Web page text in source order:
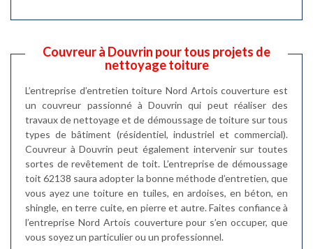
Couvreur à Douvrin pour tous projets de
nettoyage toiture
L’entreprise d’entretien toiture Nord Artois couverture est
un couvreur passionné à Douvrin qui peut réaliser des
travaux de nettoyage et de démoussage de toiture sur tous
types de bâtiment (résidentiel, industriel et commercial).
Couvreur à Douvrin peut également intervenir sur toutes
sortes de revêtement de toit. L’entreprise de démoussage
toit 62138 saura adopter la bonne méthode d’entretien, que
vous ayez une toiture en tuiles, en ardoises, en béton, en
shingle, en terre cuite, en pierre et autre. Faites confiance à
l’entreprise Nord Artois couverture pour s’en occuper, que
vous soyez un particulier ou un professionnel.